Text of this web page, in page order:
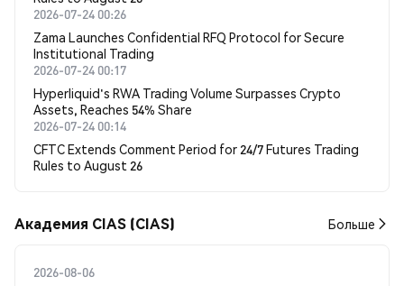
2026-07-24 00:26
Zama Launches Confidential RFQ Protocol for Secure
Institutional Trading
2026-07-24 00:17
Hyperliquid's RWA Trading Volume Surpasses Crypto
Assets, Reaches 54% Share
2026-07-24 00:14
CFTC Extends Comment Period for 24/7 Futures Trading
Rules to August 26
Академия CIAS (CIAS) Больше
2026-08-06